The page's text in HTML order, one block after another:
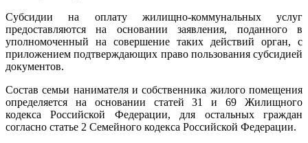
Субсидии на оплату жилищно-коммунальных услуг
предоставляются на основании заявления, поданного в
уполномоченный на совершение таких действий орган, с
приложением подтверждающих право пользования субсидией
документов.
Состав семьи нанимателя и собственника жилого помещения
определяется на основании статей 31 и 69 Жилищного
кодекса Российской Федерации, для остальных граждан
согласно статье 2 Семейного кодекса Российской Федерации.